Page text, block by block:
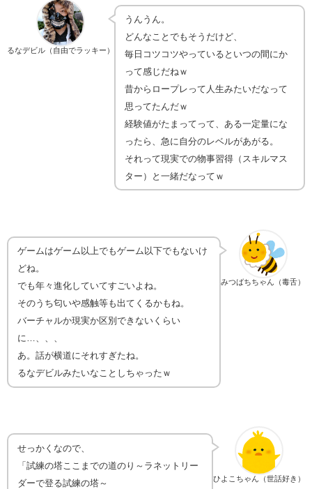
るなデビル（自由でラッキー）
うんうん。
どんなことでもそうだけど、
毎日コツコツやっているといつの間にか
って感じだねｗ
昔からロープレって人生みたいだなって
思ってたんだｗ
経験値がたまってって、ある一定量にな
ったら、急に自分のレベルがあがる。
それって現実での物事習得（スキルマス
ター）と一緒だなってｗ
みつばちちゃん（毒舌）
ゲームはゲーム以上でもゲーム以下でもないけ
どね。
でも年々進化していてすごいよね。
そのうち匂いや感触等も出てくるかもね。
バーチャルか現実か区別できないくらい
に…、、、
あ。話が横道にそれすぎたね。
るなデビルみたいなことしちゃったｗ
ひよこちゃん（世話好き）
せっかくなので、
「試練の塔ここまでの道のり～ラネットリー
ダーで登る試練の塔～